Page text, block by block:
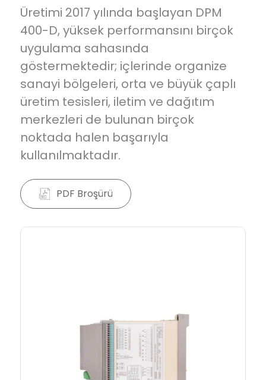
Üretimi 2017 yılında başlayan DPM
400-D, yüksek performansını birçok
uygulama sahasında
göstermektedir; içlerinde organize
sanayi bölgeleri, orta ve büyük çaplı
üretim tesisleri, iletim ve dağıtım
merkezleri de bulunan birçok
noktada halen başarıyla
kullanılmaktadır.
PDF Broşürü